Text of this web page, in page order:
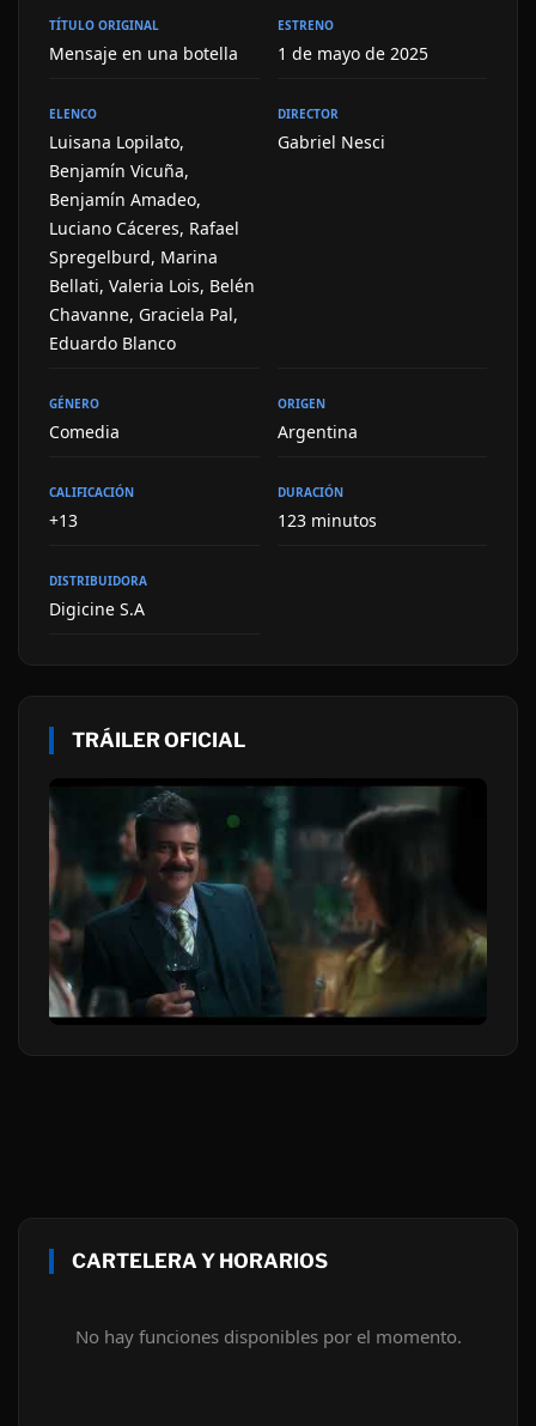
TÍTULO ORIGINAL
Mensaje en una botella
ESTRENO
1 de mayo de 2025
ELENCO
Luisana Lopilato,
Benjamín Vicuña,
Benjamín Amadeo,
Luciano Cáceres, Rafael
Spregelburd, Marina
Bellati, Valeria Lois, Belén
Chavanne, Graciela Pal,
Eduardo Blanco
DIRECTOR
Gabriel Nesci
GÉNERO
Comedia
ORIGEN
Argentina
CALIFICACIÓN
+13
DURACIÓN
123 minutos
DISTRIBUIDORA
Digicine S.A
TRÁILER OFICIAL
CARTELERA Y HORARIOS
No hay funciones disponibles por el momento.